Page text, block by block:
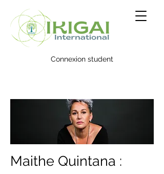
Connexion student
Maithe Quintana :